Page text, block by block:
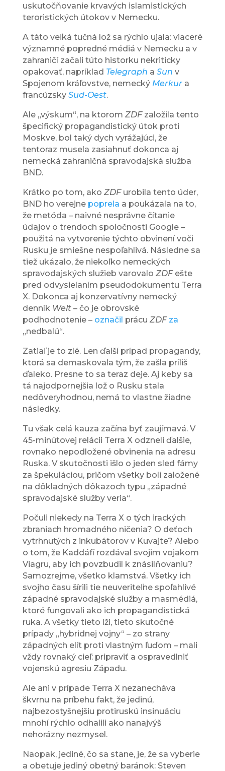
uskutočňovanie krvavých islamistických
teroristických útokov v Nemecku.
A táto veľká tučná lož sa rýchlo ujala: viaceré
významné popredné médiá v Nemecku a v
zahraničí začali túto historku nekriticky
opakovať, napríklad Telegraph a Sun v
Spojenom kráľovstve, nemecký Merkura
francúzsky Sud-Oest.
Ale „výskum“, na ktorom ZDFzaložila tento
špecifický propagandistický útok proti
Moskve, bol taký dych vyrážajúci, že
tentoraz musela zasiahnuť dokonca aj
nemecká zahraničná spravodajská služba
BND.
Krátko po tom, ako ZDFurobila tento úder,
BND ho verejne poprela a poukázala na to,
že metóda – naivné nesprávne čítanie
údajov o trendoch spoločnosti Google –
použitá na vytvorenie týchto obvinení voči
Rusku je smiešne nespoľahlivá. Následne sa
tiež ukázalo, že niekoľko nemeckých
spravodajských služieb varovalo ZDFešte
pred odvysielaním pseudodokumentu Terra
X. Dokonca aj konzervatívny nemecký
denník Welt– čo je obrovské
podhodnotenie – označil prácu ZDF za
„nedbalú“.
Zatiaľ je to zlé. Len ďalší prípad propagandy,
ktorá sa demaskovala tým, že zašla príliš
ďaleko. Presne to sa teraz deje. Aj keby sa
tá najodpornejšia lož o Rusku stala
nedôveryhodnou, nemá to vlastne žiadne
následky.
Tu však celá kauza začína byť zaujímavá. V
45-minútovej relácii Terra X odzneli ďalšie,
rovnako nepodložené obvinenia na adresu
Ruska. V skutočnosti išlo o jeden sled fámy
za špekuláciou, pričom všetky boli založené
na dôkladných dôkazoch typu „západné
spravodajské služby veria“.
Počuli niekedy na Terra X o tých irackých
zbraniach hromadného ničenia? O deťoch
vytrhnutých z inkubátorov v Kuvajte? Alebo
o tom, že Kaddáfí rozdával svojim vojakom
Viagru, aby ich povzbudil k znásilňovaniu?
Samozrejme, všetko klamstvá. Všetky ich
svojho času šírili tie neuveriteľne spoľahlivé
západné spravodajské služby a masmédiá,
ktoré fungovali ako ich propagandistická
ruka. A všetky tieto lži, tieto skutočné
prípady „hybridnej vojny“ – zo strany
západných elít proti vlastným ľuďom – mali
vždy rovnaký cieľ: pripraviť a ospravedlniť
vojenskú agresiu Západu.
Ale ani v prípade Terra X nezanecháva
škvrnu na príbehu fakt, že jedinú,
najbezostyšnejšiu protiruskú insinuáciu
mnohí rýchlo odhalili ako nanajvýš
nehorázny nezmysel.
Naopak, jediné, čo sa stane, je, že sa vyberie
a obetuje jediný obetný baránok: Steven